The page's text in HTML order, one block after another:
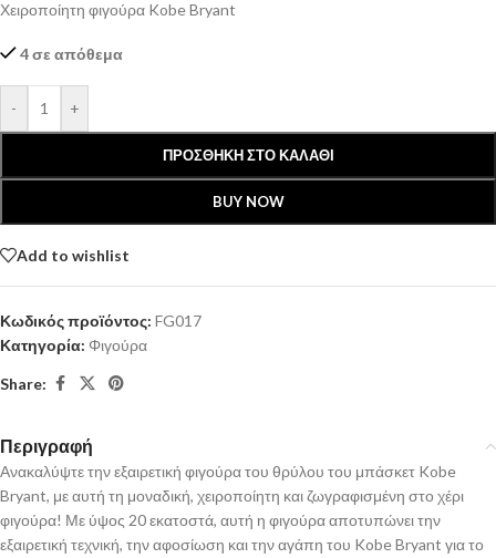
Χειροποίητη φιγούρα Kobe Bryant
4 σε απόθεμα
- +
ΠΡΟΣΘΉΚΗ ΣΤΟ ΚΑΛΆΘΙ
BUY NOW
Add to wishlist
Κωδικός προϊόντος: FG017
Κατηγορία: Φιγούρα
Share:
Περιγραφή
Ανακαλύψτε την εξαιρετική φιγούρα του θρύλου του μπάσκετ Kobe
Bryant, με αυτή τη μοναδική, χειροποίητη και ζωγραφισμένη στο χέρι
φιγούρα! Με ύψος 20 εκατοστά, αυτή η φιγούρα αποτυπώνει την
εξαιρετική τεχνική, την αφοσίωση και την αγάπη του Kobe Bryant για το